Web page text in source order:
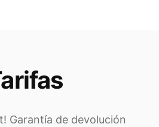
Garantía de devolución